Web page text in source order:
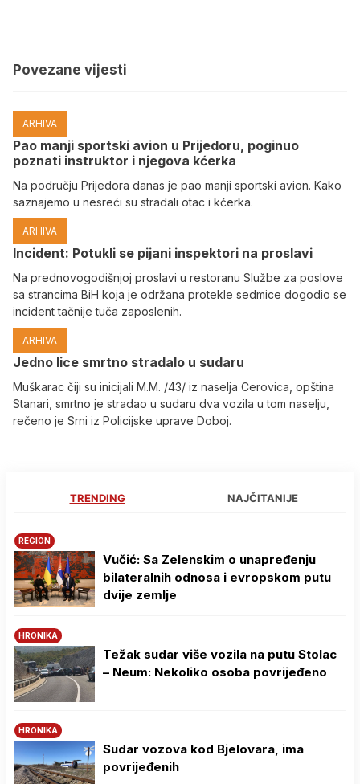
Povezane vijesti
ARHIVA
Pao manji sportski avion u Prijedoru, poginuo
poznati instruktor i njegova kćerka
Na području Prijedora danas je pao manji sportski avion. Kako
saznajemo u nesreći su stradali otac i kćerka.
ARHIVA
Incident: Potukli se pijani inspektori na proslavi
Na prednovogodišnjoj proslavi u restoranu Službe za poslove
sa strancima BiH koja je održana protekle sedmice dogodio se
incident tačnije tuča zaposlenih.
ARHIVA
Јedno lice smrtno stradalo u sudaru
Muškarac čiji su inicijali M.M. /43/ iz naselja Cerovica, opština
Stanari, smrtno je stradao u sudaru dva vozila u tom naselju,
rečeno je Srni iz Policijske uprave Doboj.
TRENDING NAJČITANIJE
REGION
Vučić: Sa Zelenskim o unapređenju
bilateralnih odnosa i evropskom putu
dvije zemlje
HRONIKA
Težak sudar više vozila na putu Stolac
– Neum: Nekoliko osoba povrijeđeno
HRONIKA
Sudar vozova kod Bjelovara, ima
povrijeđenih